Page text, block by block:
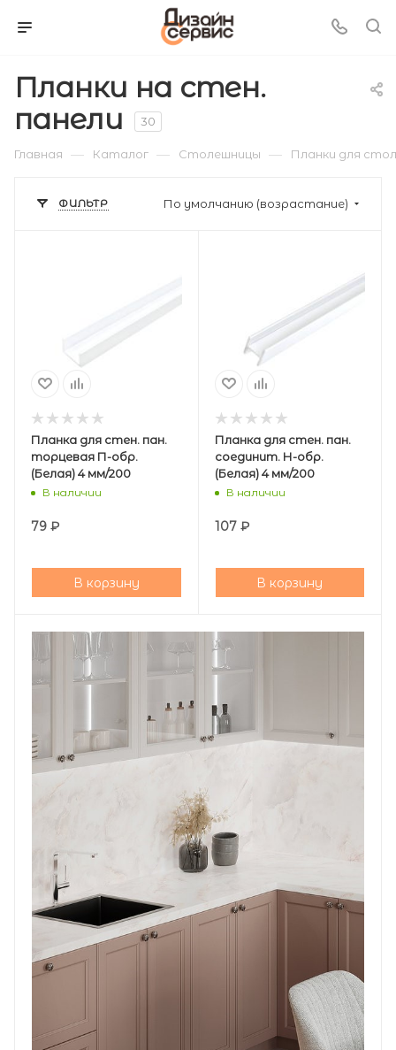
Планки на стен.
панели
30
Главная — Каталог — Столешницы — Планки для
ФИЛЬТР По умолчанию (возрастание)
Планка для стен. пан.
торцевая П-обр.
(Белая) 4 мм/200
В наличии
79 ₽
В корзину
Планка для стен. пан.
соединит. Н-обр.
(Белая) 4 мм/200
В наличии
107₽
В корзину